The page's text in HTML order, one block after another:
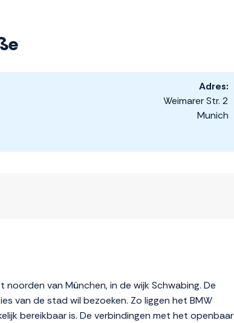
Adres:
Weimarer Str. 2
Munich
van München, in de wijk Schwabing. De
van de stad wil bezoeken. Zo liggen het BMW
bereikbaar is. De verbindingen met het openbaar